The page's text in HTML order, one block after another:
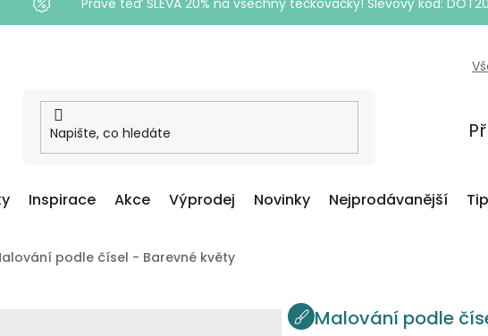
Právě teď SLEVA 20% na všechny tečkovačky! Slevový kód:
Inspirace Akce Výprodej Novinky Nejprodávanější
podle čísel - Barevné květy
Malování podle